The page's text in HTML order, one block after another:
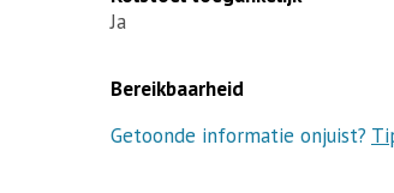
Ja
Bereikbaarheid
Getoonde informatie onjuist?